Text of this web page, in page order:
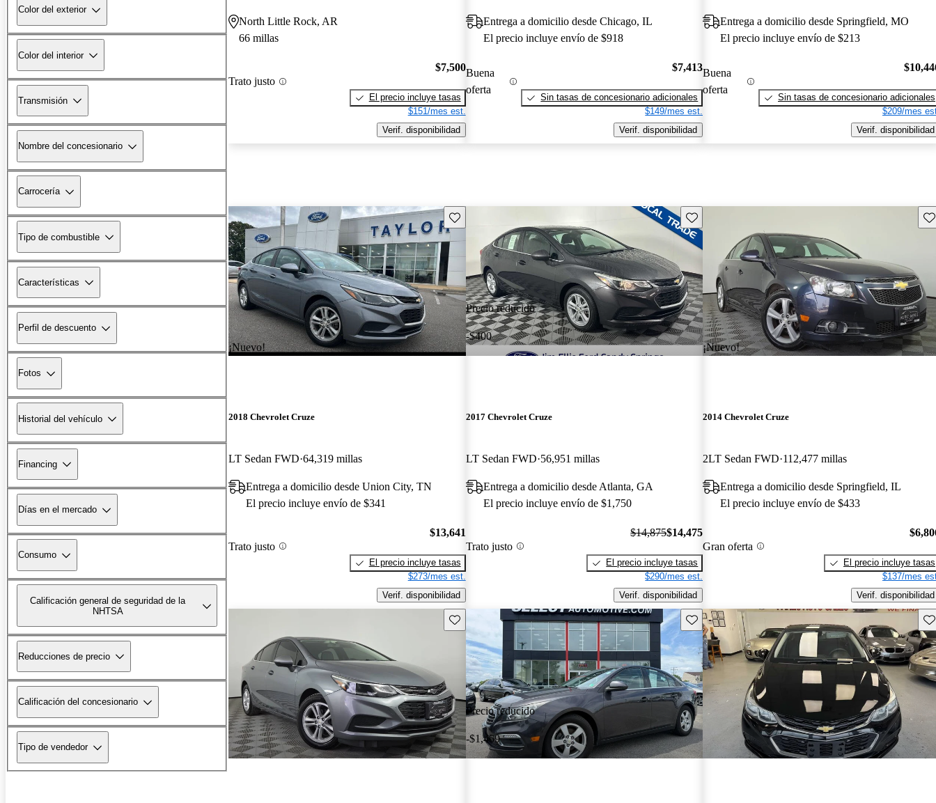
Color del exterior
Color del interior
Transmisión
Nombre del concesionario
Carrocería
Tipo de combustible
Características
Perfil de descuento
Fotos
Historial del vehículo
Financing
Días en el mercado
Consumo
Calificación general de seguridad de la
NHTSA
Reducciones de precio
Calificación del concesionario
Tipo de vendedor
North Little Rock, AR
66 millas
Trato justo
$7,500
El precio incluye tasas
$151/mes est.
Verif. disponibilidad
Entrega a domicilio desde Chicago, IL
El precio incluye envío de $918
Buena
oferta
$7,413
Sin tasas de concesionario adicionales
$149/mes est.
Verif. disponibilidad
Entrega a domicilio desde Springfield, MO
El precio incluye envío de $213
Buena
oferta
Sin tasas de concesionario adicionales
$209/mes
Verif. disponibilidad
¡Nuevo!
Guarda este Aviso
2018 Chevrolet Cruze
LT Sedan FWD 64,319 millas
Entrega a domicilio desde Union City, TN
El precio incluye envío de $341
Trato justo
$13,641
El precio incluye tasas
$273/mes est.
Verif. disponibilidad
Precio reducido
-$400
Guarda este Aviso
2017 Chevrolet Cruze
LT Sedan FWD 56,951 millas
Entrega a domicilio desde Atlanta, GA
El precio incluye envío de $1,750
Trato justo
$14,875$14,475
El precio incluye tasas
$290/mes est.
Verif. disponibilidad
¡Nuevo!
2014 Chevrolet Cruze
2LT Sedan FWD 112,477 millas
Entrega a domicilio desde Springfield, IL
El precio incluye envío de $433
Gran oferta
El precio incluye tasas
$137/mes
Verif. disponibilidad
Guarda este Aviso
Precio reducido
-$1,459
Guarda este Aviso